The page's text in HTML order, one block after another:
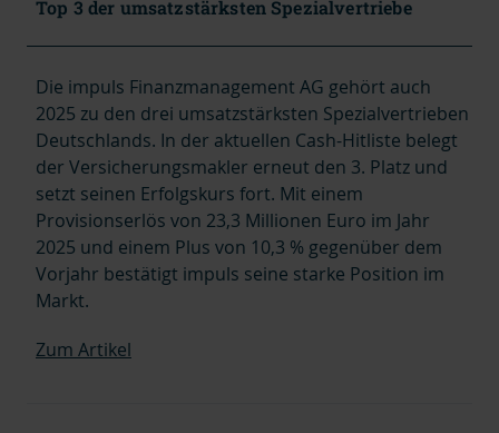
Top 3 der umsatzstärksten Spezialvertriebe
Die impuls Finanzmanagement AG gehört auch
2025 zu den drei umsatzstärksten Spezialvertrieben
Deutschlands. In der aktuellen Cash-Hitliste belegt
der Versicherungsmakler erneut den 3. Platz und
setzt seinen Erfolgskurs fort. Mit einem
Provisionserlös von 23,3 Millionen Euro im Jahr
2025 und einem Plus von 10,3 % gegenüber dem
Vorjahr bestätigt impuls seine starke Position im
Markt.
Zum Artikel